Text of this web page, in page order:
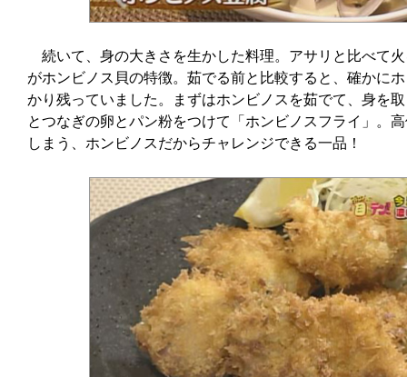
続いて、身の大きさを生かした料理。アサリと比べて
がホンビノス貝の特徴。茹でる前と比較すると、確かに
かり残っていました。まずはホンビノスを茹でて、身を
とつなぎの卵とパン粉をつけて「ホンビノスフライ」。
しまう、ホンビノスだからチャレンジできる一品！